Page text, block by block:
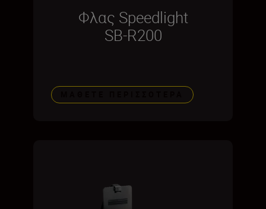
Φλας Speedlight
SB-R200